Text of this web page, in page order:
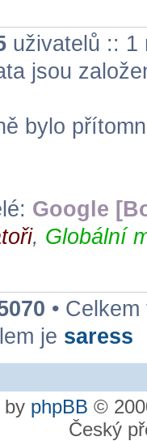
uživatelů :: 1
jsou
bylo
Google
, Globální
•
je saress
by phpBB ©
Český